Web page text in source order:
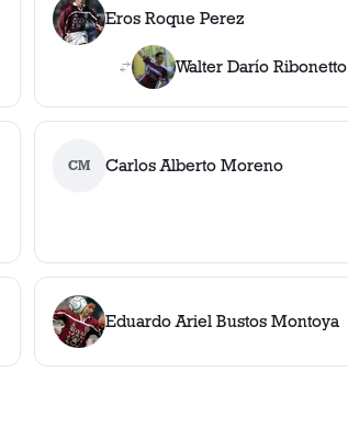
Eros Roque Perez
Walter Darío Ribonetto
CM Carlos Alberto Moreno
Eduardo Ariel Bustos Montoya